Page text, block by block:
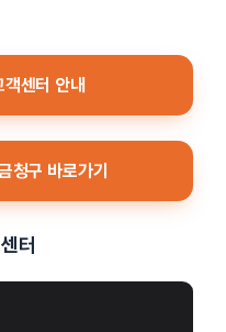
센터 안내
청구 바로가기
터